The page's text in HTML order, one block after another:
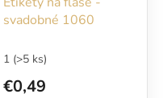
svadobné 1060
1 (>5 ks)
€0,49